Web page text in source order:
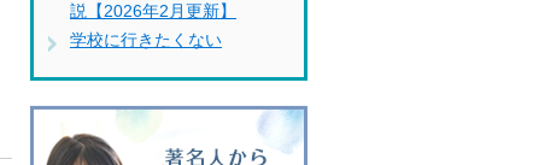
説【2026年2月更新】
学校に行きたくない